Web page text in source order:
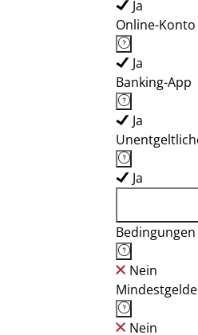
Ja
Online-Konto
Ja
Banking-App
Ja
Ja
Nein
Nein